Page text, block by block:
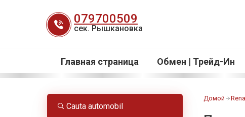
содержанию
079700509
сек. Рышкановка
Главная страница Обмен | Трейд-Ин
Cauta automobil
Домой